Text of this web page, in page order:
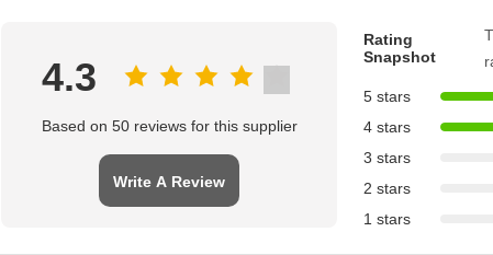
4.3
Based on 50 reviews for this supplier
Write A Review
Rating
Snapshot
5 stars
4 stars
3 stars
2 stars
1 stars